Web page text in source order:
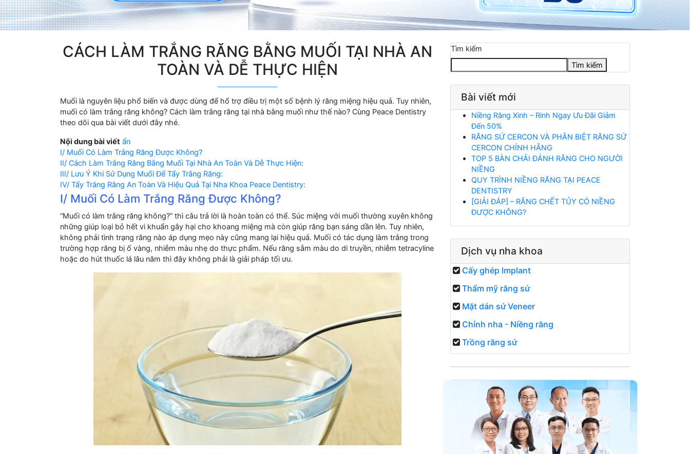
CÁCH LÀM TRẮNG RĂNG BẰNG MUỐI TẠI NHÀ AN
TOÀN VÀ DỄ THỰC HIỆN
Muối là nguyên liệu phổ biến và được dùng để hổ trợ điều trị một số bệnh lý răng miệng hiệu quả. Tuy nhiên,
muối có làm trắng răng không? Cách làm trắng răng tại nhà bằng muối như thế nào? Cùng Peace Dentistry
theo dõi qua bài viết dưới đây nhé.
Nội dung bài viết ẩn
I/ Muối Có Làm Trắng Răng Được Không?
II/ Cách Làm Trắng Răng Bằng Muối Tại Nhà An Toàn Và Dễ Thực Hiện:
III/ Lưu Ý Khi Sử Dụng Muối Để Tẩy Trắng Răng:
IV/ Tẩy Trắng Răng An Toàn Và Hiệu Quả Tại Nha Khoa Peace Dentistry:
I/ Muối Có Làm Trắng Răng Được Không?
“Muối có làm trắng răng không?” thì câu trả lời là hoàn toàn có thể. Súc miệng với muối thường xuyên không
những giúp loại bỏ hết vi khuẩn gây hại cho khoang miệng mà còn giúp răng bạn sáng dần lên. Tuy nhiên,
không phải tình trạng răng nào áp dụng mẹo này cũng mang lại hiệu quả. Muối có tác dụng làm trắng trong
trường hợp răng bị ố vàng, nhiễm màu nhẹ do thực phẩm. Nếu răng sẫm màu do di truyền, nhiễm tetracyline
hoặc do hút thuốc lá lâu năm thì đây không phải là giải pháp tối ưu.
Tìm kiếm
Tìm kiếm
Bài viết mới
Niềng Răng Xinh – Rinh Ngay Ưu Đãi Giảm
Đến 50%
RĂNG SỨ CERCON VÀ PHÂN BIỆT RĂNG SỨ
CERCON CHÍNH HÃNG
TOP 5 BÀN CHẢI ĐÁNH RĂNG CHO NGƯỜI
NIỀNG
QUY TRÌNH NIỀNG RĂNG TẠI PEACE
DENTISTRY
[GIẢI ĐÁP] – RĂNG CHẾT TỦY CÓ NIỀNG
ĐƯỢC KHÔNG?
Dịch vụ nha khoa
Cấy ghép Implant
Thẩm mỹ răng sứ
Mặt dán sứ Veneer
Chỉnh nha - Niềng răng
Trồng răng sứ